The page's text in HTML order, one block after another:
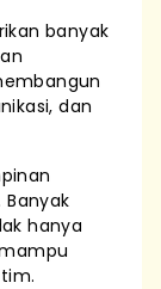
banyak
dan
hanya